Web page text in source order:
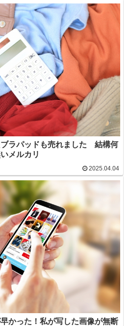
ラパッドも売れました 結構何
メルカリ
2025.04.04
かった！私が写した画像が無断